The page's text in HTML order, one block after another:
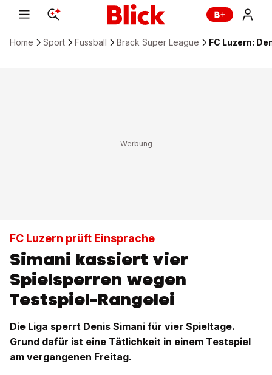
Home Sport Fussball Brack Super League FC Luzern:
FC Luzern prüft Einsprache
Simani kassiert vier
Spielsperren wegen
Testspiel-Rangelei
Die Liga sperrt Denis Simani für vier Spieltage.
Grund dafür ist eine Tätlichkeit in einem Testspiel
am vergangenen Freitag.